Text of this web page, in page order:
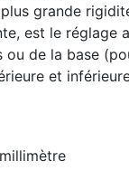
grande
est le réglage
ou de la base
et